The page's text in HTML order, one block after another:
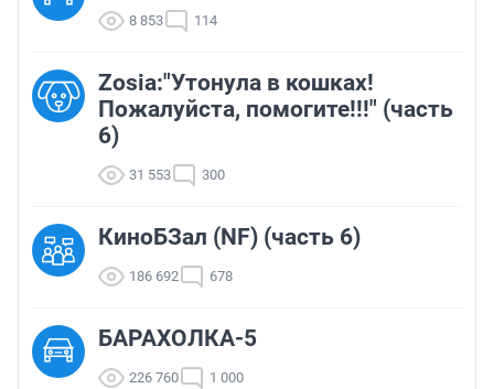
8 853 114
Zosia:"Утонула в кошках!
Пожалуйста, помогите!!!" (часть
6)
31 553 300
КиноБЗал (NF) (часть 6)
186 692 678
БАРАХОЛКА-5
226 760 1 000